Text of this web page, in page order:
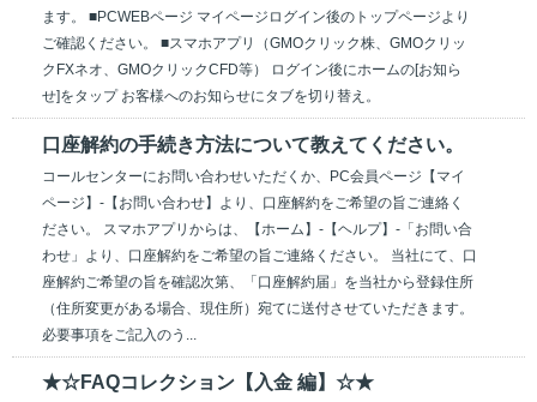
ます。 ■PCWEBページ マイページログイン後のトップページより
ご確認ください。 ■スマホアプリ（GMOクリック株、GMOクリッ
クFXネオ、GMOクリックCFD等） ログイン後にホームの[お知ら
せ]をタップ お客様へのお知らせにタブを切り替え。
口座解約の手続き方法について教えてください。
コールセンターにお問い合わせいただくか、PC会員ページ【マイ
ページ】‐【お問い合わせ】より、口座解約をご希望の旨ご連絡く
ださい。 スマホアプリからは、【ホーム】-【ヘルプ】-「お問い合
わせ」より、口座解約をご希望の旨ご連絡ください。 当社にて、口
座解約ご希望の旨を確認次第、「口座解約届」を当社から登録住所
（住所変更がある場合、現住所）宛てに送付させていただきます。
必要事項をご記入のう...
★☆FAQコレクション【入金 編】☆★